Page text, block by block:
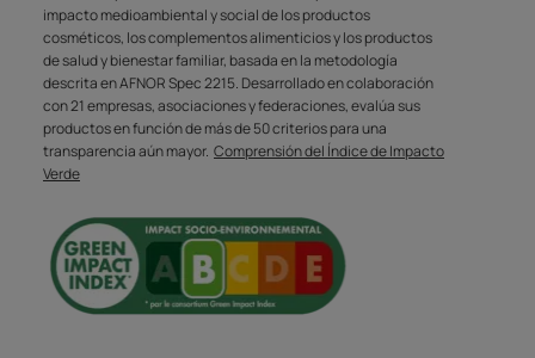
ideal desde el cuero cabelludo
hasta las puntas, sin apelmazar.
Ventaja
Champú sin siliconas con manteca de karité, que hidrata
y disciplina el cabello seco con suavidad. Facilita el
desenredado y el peinado.
impacto medioambiental y social de los productos
cosméticos, los complementos alimenticios y los productos
de salud y bienestar familiar, basada en la metodología
descrita en AFNOR Spec 2215. Desarrollado en colaboración
con 21 empresas, asociaciones y federaciones, evalúa sus
productos en función de más de 50 criterios para una
transparencia aún mayor. Comprensión del Índice de Impacto
Verde